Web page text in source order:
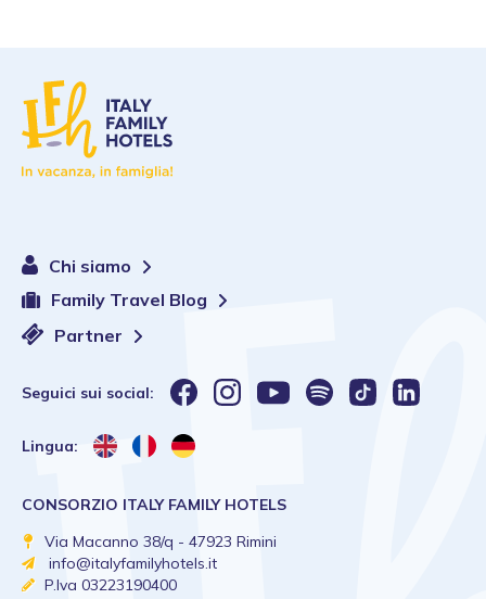
Chi siamo
Family Travel Blog
Partner
Seguici sui social:
Lingua:
CONSORZIO ITALY FAMILY HOTELS
Via Macanno 38/q - 47923 Rimini
info@italyfamilyhotels.it
P.Iva 03223190400